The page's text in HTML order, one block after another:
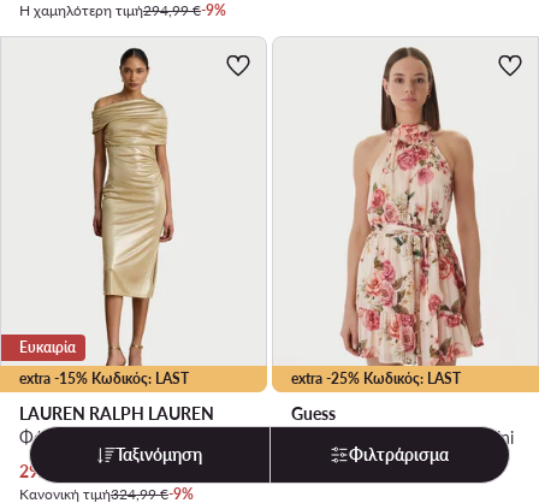
Η χαμηλότερη τιμή294,99 €-9%
extra -15% Κωδικός: LAST
Ευκαιρία
LAUREN RALPH LAUREN
Τρέχουσα τιμή
292,99
Κανονική τιμή324,99 €-9%
extra -25% Κωδικός: LAST
Guess
Φόρεμα κοκτέιλ · Μπεζ · Mini
Ταξινόμηση Φιλτράρισμα